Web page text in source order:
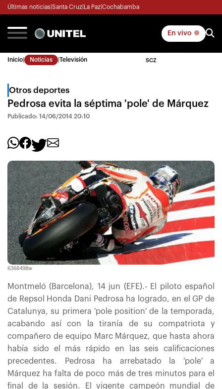
Últimas noticias Santa Cruz La Paz Cochabamba
En vivo
Inicio Noticias Televisión SCZ
Otros deportes
Pedrosa evita la séptima 'pole' de Márquez
Publicado: 14/06/2014 20:10
6368498w
Montmeló (Barcelona), 14 jun (EFE).- El piloto español
de Repsol Honda Dani Pedrosa ha logrado, en el GP de
Catalunya, su primera 'pole position' de la temporada,
acabando así con la tiranía de su compatriota y
compañero de equipo Marc Márquez, que hasta ahora
había sido el más rápido en las seis calificaciones
precedentes. Pedrosa ha arrebatado la 'pole' a
Márquez ha falta de poco más de tres minutos para el
final de la sesión. El vigente campeón mundial de